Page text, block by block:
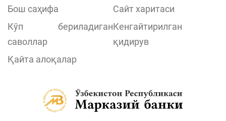
Бош саҳифа
Сайт харитаси
Кўп бериладиган
саволлар
Кенгайтирилган
қидирув
Қайта алоқалар